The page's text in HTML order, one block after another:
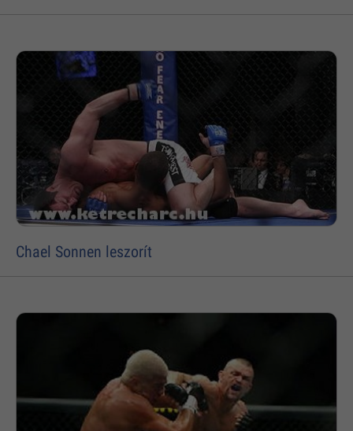
Chael Sonnen leszorít